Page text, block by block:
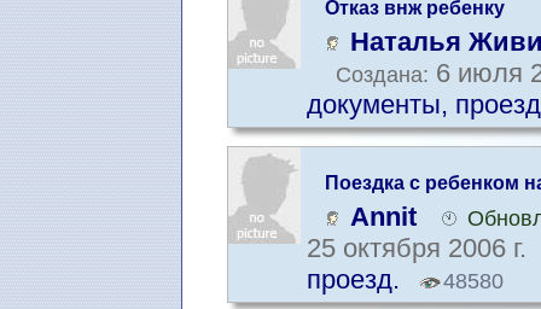
Отказ внж ребенку
Наталья
Создана: 6 июля
документы,
Поездка c ребенком
отца.Annit
25 октября 2006 г.
проезд.
48580